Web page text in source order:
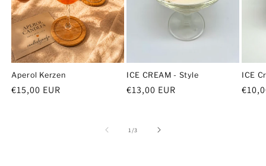
Aperol Kerzen
Normaler
€15,00 EUR
ICE CREAM - Style
Normaler
€13,00 EUR
ICE
1/von
3